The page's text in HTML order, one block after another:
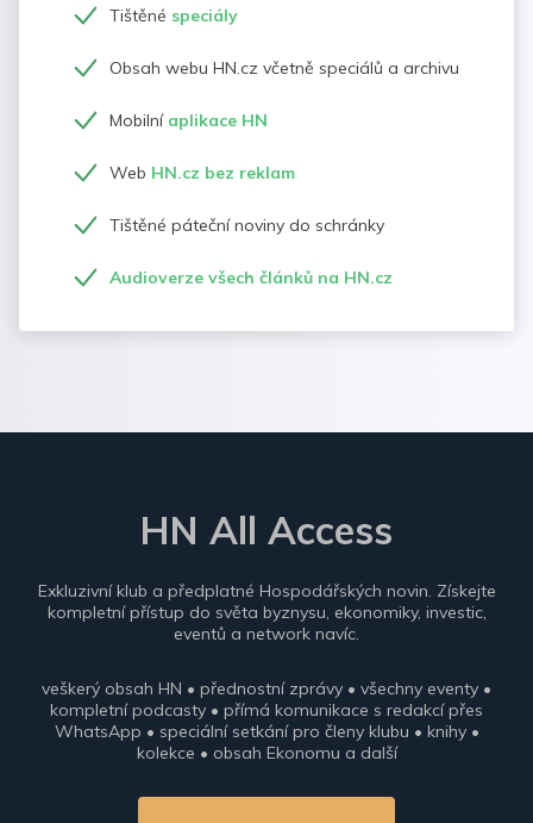
Tištěné speciály
Obsah webu HN.cz včetně speciálů a archivu
Mobilní aplikace HN
Web HN.cz bez reklam
Tištěné páteční noviny do schránky
Audioverze všech článků na HN.cz
HN All Access
Exkluzivní klub a předplatné Hospodářských novin. Získejte
kompletní přístup do světa byznysu, ekonomiky, investic,
eventů a network navíc.
veškerý obsah HN • přednostní zprávy • všechny eventy •
kompletní podcasty • přímá komunikace s redakcí přes
WhatsApp • speciální setkání pro členy klubu • knihy •
kolekce • obsah Ekonomu a další